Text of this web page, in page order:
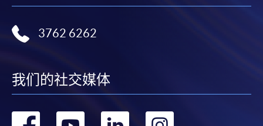
3762 6262
我们的社交媒体